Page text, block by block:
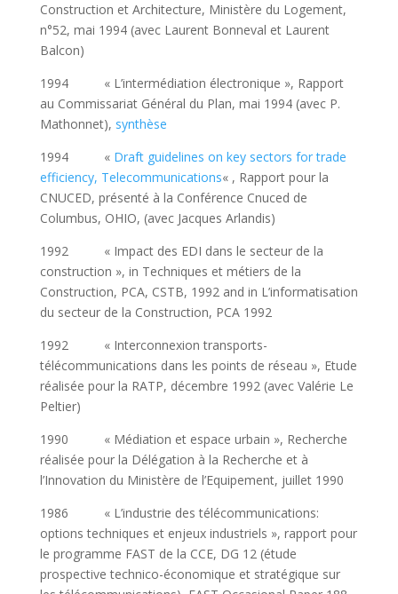
Construction et Architecture, Ministère du Logement,
n°52, mai 1994 (avec Laurent Bonneval et Laurent
Balcon)
1994 « L’intermédiation électronique », Rapport
au Commissariat Général du Plan, mai 1994 (avec P.
Mathonnet), synthèse
1994 « Draft guidelines on key sectors for trade
efficiency, Telecommunications« , Rapport pour la
CNUCED, présenté à la Conférence Cnuced de
Columbus, OHIO, (avec Jacques Arlandis)
1992 « Impact des EDI dans le secteur de la
construction », in Techniques et métiers de la
Construction, PCA, CSTB, 1992 and in L’informatisation
du secteur de la Construction, PCA 1992
1992 « Interconnexion transports-
télécommunications dans les points de réseau », Etude
réalisée pour la RATP, décembre 1992 (avec Valérie Le
Peltier)
1990 « Médiation et espace urbain », Recherche
réalisée pour la Délégation à la Recherche et à
l’Innovation du Ministère de l’Equipement, juillet 1990
1986 « L’industrie des télécommunications:
options techniques et enjeux industriels », rapport pour
le programme FAST de la CCE, DG 12 (étude
prospective technico-économique et stratégique sur